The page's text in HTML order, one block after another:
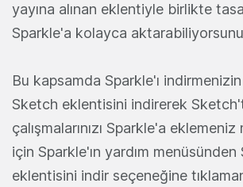
yayına alınan eklentiyle birlikte
Sparkle'a kolayca
Bu kapsamda Sparkle'ı indirmenizin
Sketch eklentisini indirerek
çalışmalarınızı Sparkle'a
için Sparkle'ın yardım menüsünden
eklentisini indir seçeneğine